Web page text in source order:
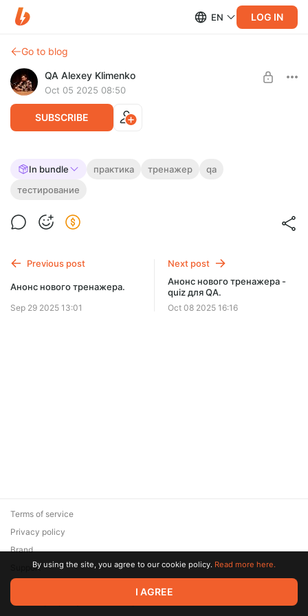
EN LOG IN
Go to blog
QA Alexey Klimenko
Oct 05 2025 08:50
SUBSCRIBE
Тренажер для практики поиска
элементов на веб-страницах "QA
Тренажер для поиска элементов на веб-страницах.
In bundle практика тренажер
qa
тестирование
Previous post
Анонс нового тренажера.
Sep 29 2025 13:01
Next post
Анонс нового тренажера -
quiz для QA.
Oct 08 2025 16:16
© 2026 Zaya Solutions Limited. All rights reserved. All trademarks
are the property of their respective owners.
Terms of service
Privacy policy
Brand
SupportBy using the site, you agree to our cookie policy. Read more here.
I AGREE